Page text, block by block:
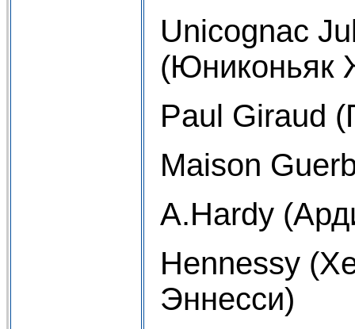
Unicognac
(Юниконьяк
Paul Giraud
Maison
A.Hardy
Hennessy
Эннесси)